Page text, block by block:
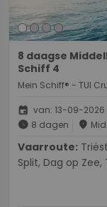
8 daagse
Schiff 4
Mein Schiff® - TUI
event van: 13-09-
schedule 8 dagen place
Vaarroute:
Split, Dag op Zee,